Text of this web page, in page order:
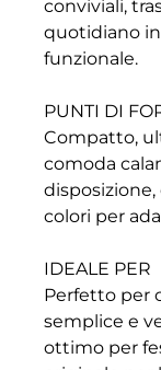
conviviali,
quotidiano
funzionale.
PUNTI DI
Compatto,
comoda
colori per
IDEALE PER
Perfetto per
semplice e
ottimo per